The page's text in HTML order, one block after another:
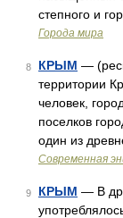
степного и
Города мира
8 КРЫМ —
территории
человек,
поселков
один из
Современная
9 КРЫМ — В